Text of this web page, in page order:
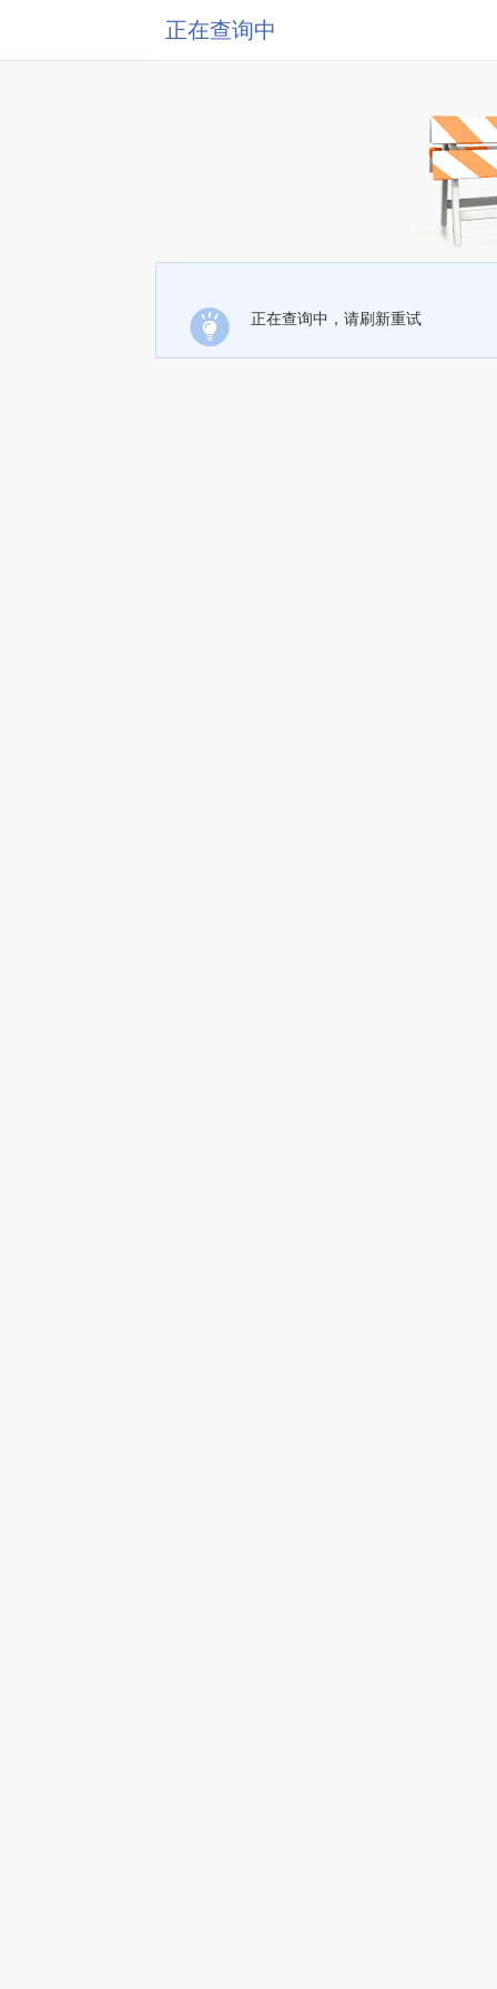
正在查询中
正在查询中，请刷新重试